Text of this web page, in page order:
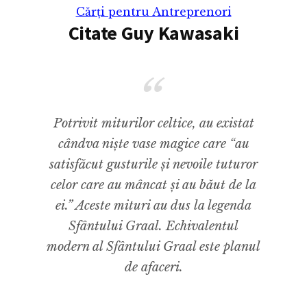
Cărți pentru Antreprenori
Citate Guy Kawasaki
Potrivit miturilor celtice, au existat
cândva niște vase magice care “au
satisfăcut gusturile și nevoile tuturor
celor care au mâncat și au băut de la
ei.” Aceste mituri au dus la legenda
Sfântului Graal. Echivalentul
modern al Sfântului Graal este planul
de afaceri.